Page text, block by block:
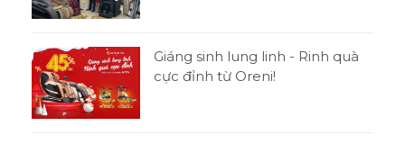
Giáng sinh lung linh - Rinh quà
cực đỉnh từ Oreni!